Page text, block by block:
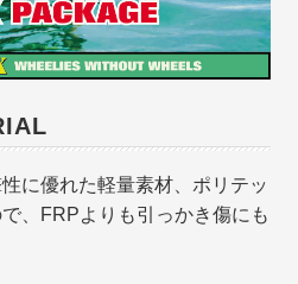
に優れた軽量素材、ポリテッ
、FRPよりも引っかき傷にも